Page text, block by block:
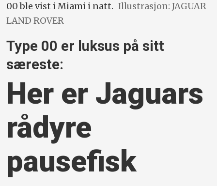
00 ble vist i Miami i natt. Illustrasjon: JAGUAR
LAND ROVER
Type 00 er luksus på sitt
særeste:
Her er Jaguars
rådyre
pausefisk